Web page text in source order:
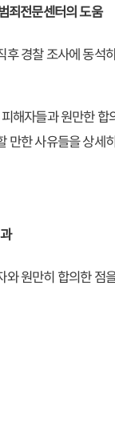
죄전문센터의 도움
후 경찰 조사에 동석
해자들과 원만한
만한 사유들을 상세
와 원만히 합의한 점